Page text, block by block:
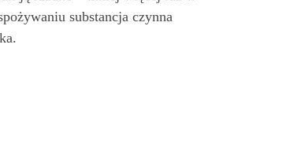
substancja czynna